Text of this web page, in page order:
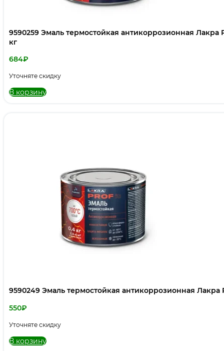
9590259 Эмаль термостойкая антикоррозионная Лакра
кг
684₽
Уточняте скидку
В корзину
9590249 Эмаль термостойкая антикоррозионная Лакра
550₽
Уточняте скидку
В корзину